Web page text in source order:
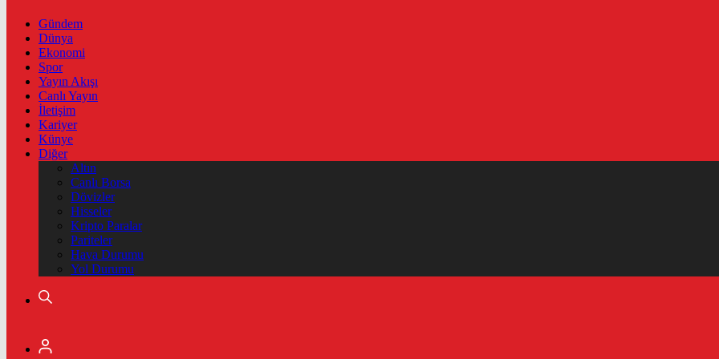
Gündem
Dünya
Ekonomi
Spor
Yayın Akışı
Canlı Yayın
İletişim
Kariyer
Künye
Diğer
Altın
Canlı Borsa
Dövizler
Hisseler
Kripto Paralar
Pariteler
Hava Durumu
Yol Durumu